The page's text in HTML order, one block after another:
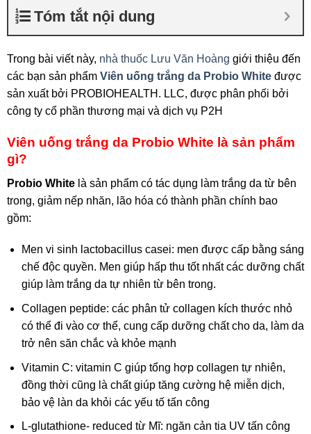
Tóm tắt nội dung
Trong bài viết này, nhà thuốc Lưu Văn Hoàng giới thiệu đến
các bạn sản phẩm Viên uống trắng da Probio White được
sản xuất bởi PROBIOHEALTH. LLC, được phân phối bởi
công ty cổ phần thương mại và dịch vụ P2H
Viên uống trắng da Probio White là sản phẩm
gì?
Probio White là sản phẩm có tác dụng làm trắng da từ bên
trong, giảm nếp nhăn, lão hóa có thành phần chính bao
gồm:
Men vi sinh lactobacillus casei: men được cấp bằng sáng
chế độc quyền. Men giúp hấp thu tốt nhất các dưỡng chất
giúp làm trắng da tự nhiên từ bên trong.
Collagen peptide: các phân tử collagen kích thước nhỏ
có thể đi vào cơ thể, cung cấp dưỡng chất cho da, làm da
trở nên săn chắc và khỏe mạnh
Vitamin C: vitamin C giúp tổng hợp collagen tự nhiên,
đồng thời cũng là chất giúp tăng cường hệ miễn dịch,
bảo vệ làn da khỏi các yếu tố tấn công
L-glutathione- reduced từ Mĩ: ngăn cản tia UV tấn công